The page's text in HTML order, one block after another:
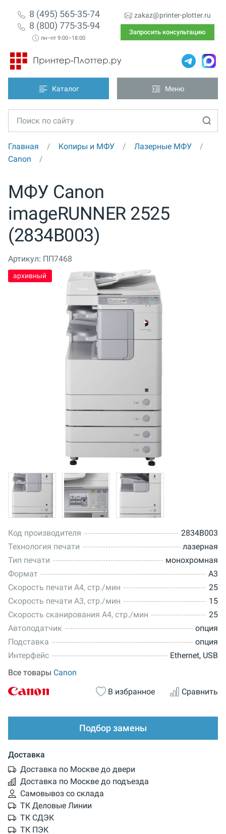
8 (495) 565-35-74
8 (800) 775-35-94
пн–пт 9:00–18:00
zakaz@printer-plotter.ru
Запросить консультацию
Каталог Меню
Главная Копиры и МФУ
Лазерные МФУ
Canon
МФУ Canon
imageRUNNER 2525
(2834B003)
Артикул: ПП7468
архивный
Код производителя
2834B003
Технология печати
лазерная
Тип печати
монохромная
Формат
A3
Скорость печати A4, стр./мин
25
Скорость печати А3, стр./мин
15
Скорость сканирования А4, стр./мин
25
Автоподатчик
опция
Подставка
опция
Интерфейс
Ethernet, USB
Все товары Canon
В избранное
Сравнить
Подбор замены
Доставка
Доставка по Москве до двери
Доставка по Москве до подъезда
Самовывоз со склада
ТК Деловые Линии
ТК СДЭК
ТК ПЭК